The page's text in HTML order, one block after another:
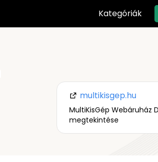
Kategóriák
multikisgep.hu
MultiKisGép Webáruház
megtekintése